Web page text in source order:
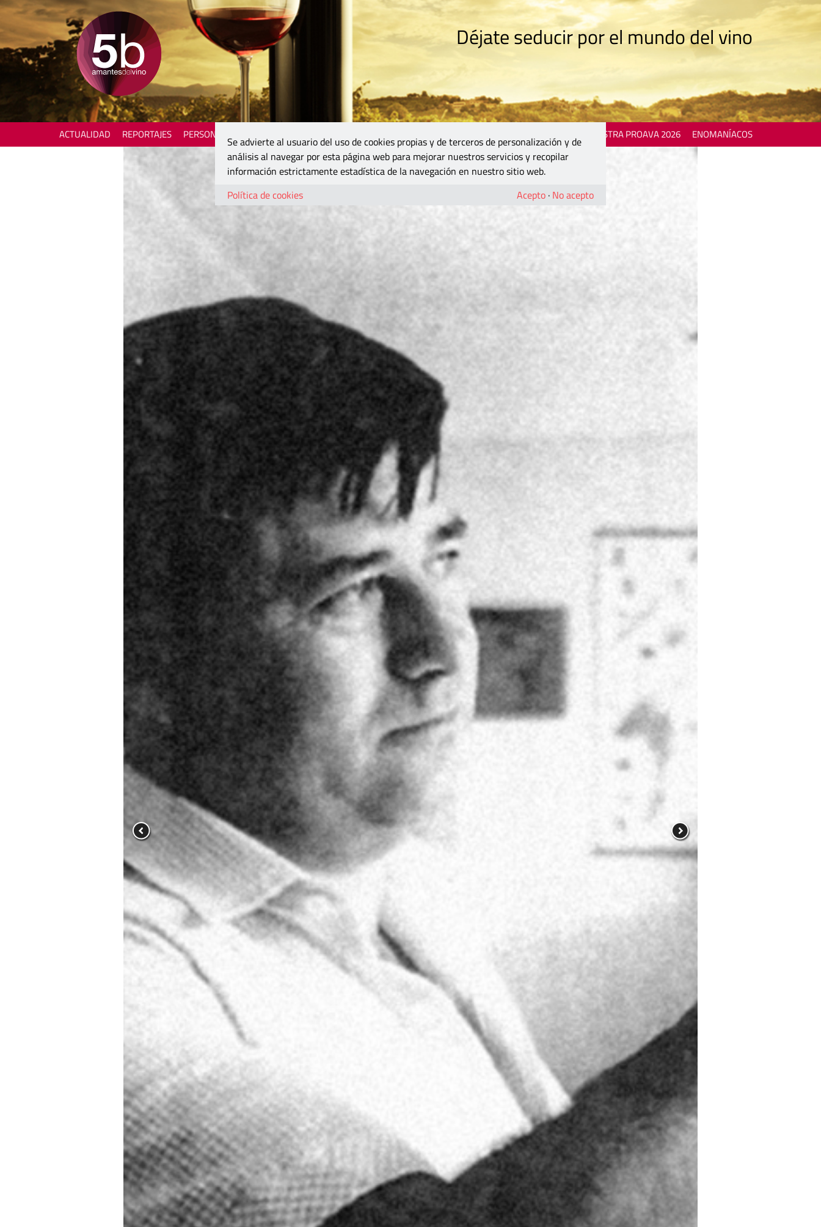
Déjate seducir por el mundo del vino
ACTUALIDAD REPORTAJES PERSONAJES MOSTRA PROAVA 2026 ENOMANÍACOS
Se advierte al usuario del uso de cookies propias y de terceros de personalización y de
análisis al navegar por esta página web para mejorar nuestros servicios y recopilar
información estrictamente estadística de la navegación en nuestro sitio web.
Política de cookies
Acepto · No acepto